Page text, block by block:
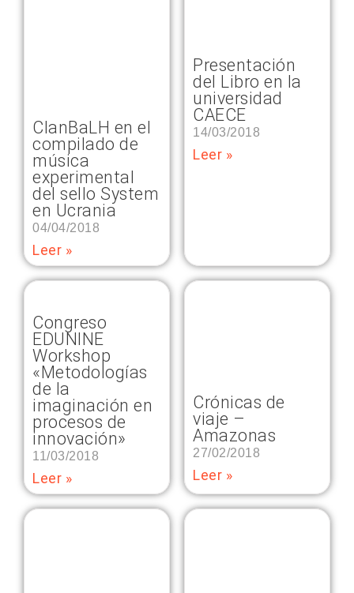
ClanBaLH en el
compilado de
música
experimental
del sello System
en Ucrania
04/04/2018
Leer »
Presentación
del Libro en la
universidad
CAECE
14/03/2018
Leer »
Congreso
EDUNINE
Workshop
«Metodologías
de la
imaginación en
procesos de
innovación»
11/03/2018
Leer »
Crónicas de
viaje –
Amazonas
27/02/2018
Leer »